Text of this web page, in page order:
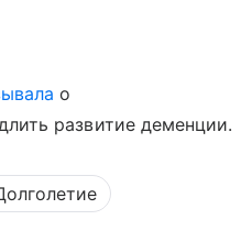
о
развитие деменции.